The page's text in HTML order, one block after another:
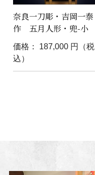
奈良一刀彫・吉岡一泰
作 五月人形・兜-小
価格： 187,000 円（税
込）